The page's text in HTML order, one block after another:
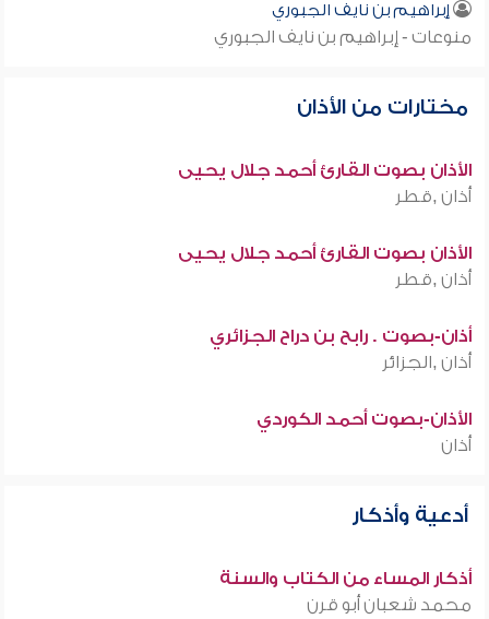
إبراهيم بن نايف الجبوري
منوعات - إبراهيم بن نايف الجبوري
مختارات من الأذان
الأذان بصوت القارئ أحمد جلال يحيى
أذان ,قطر
الأذان بصوت القارئ أحمد جلال يحيى
أذان ,قطر
أذان-بصوت . رابح بن دراح الجزائري
أذان ,الجزائر
الأذان-بصوت أحمد الكوردي
أذان
أدعية وأذكار
أذكار المساء من الكتاب والسنة
محمد شعبان أبو قرن